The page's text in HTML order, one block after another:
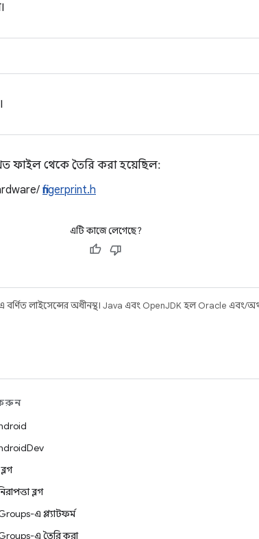
ফাইল থেকে তৈরি করা হয়েছিল:
fingerprint.h
এটি কাজে লেগেছে?
বর্ণিত লাইসেন্সের অধীনস্থ। Java এবং OpenJDK হল Oracle এবং/
করুন
ব্লগ
এ প্ল্যাটফর্ম
এ তৈরি করা